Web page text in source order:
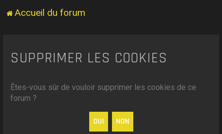
Accueil du forum
SUPPRIMER LES COOKIES
Êtes-vous sûr de vouloir supprimer les cookies de ce
forum ?